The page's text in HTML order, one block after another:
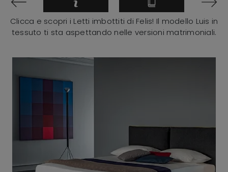
Clicca e scopri i Letti imbottiti di Felis! Il modello Luis in
tessuto ti sta aspettando nelle versioni matrimoniali.